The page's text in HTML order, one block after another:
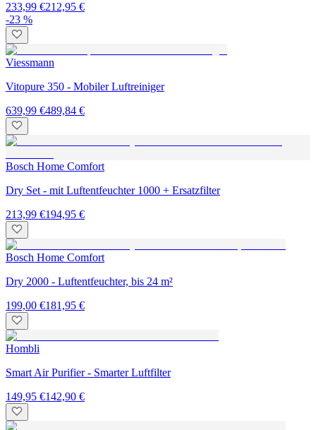
233,99 €212,95 €
-23 %
Viessmann
Vitopure 350 - Mobiler Luftreiniger
639,99 €489,84 €
Bosch Home Comfort
Dry Set - mit Luftentfeuchter 1000 + Ersatzfilter
213,99 €194,95 €
Bosch Home Comfort
Dry 2000 - Luftentfeuchter, bis 24 m²
199,00 €181,95 €
Hombli
Smart Air Purifier - Smarter Luftfilter
149,95 €142,90 €